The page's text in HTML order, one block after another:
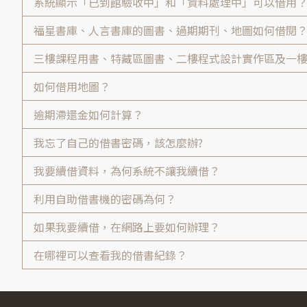
福星書庫、人言書庫的圖書、過期期刊、地圖如何借閱？
三樓課程用書、特藏區圖書、二樓程式設計實作區及一
如何借用地圖？
逾期滯還金如何計算？
我忘了自己的借書密碼，該怎麼辦?
我要續借資料，為何系統不讓我續借？
利用自助借書機的密碼為何？
如果我要續借，在網路上要如何辦理？
在哪裡可以查看我的借書紀錄？